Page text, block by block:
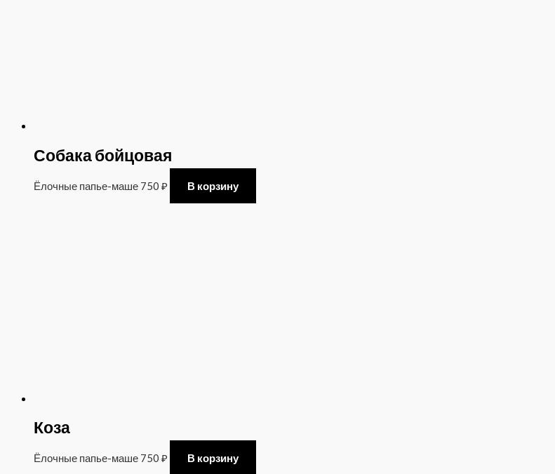
Собака бойцовая
Ёлочные папье-маше 750 ₽ В корзину
Коза
Ёлочные папье-маше 750 ₽ В корзину